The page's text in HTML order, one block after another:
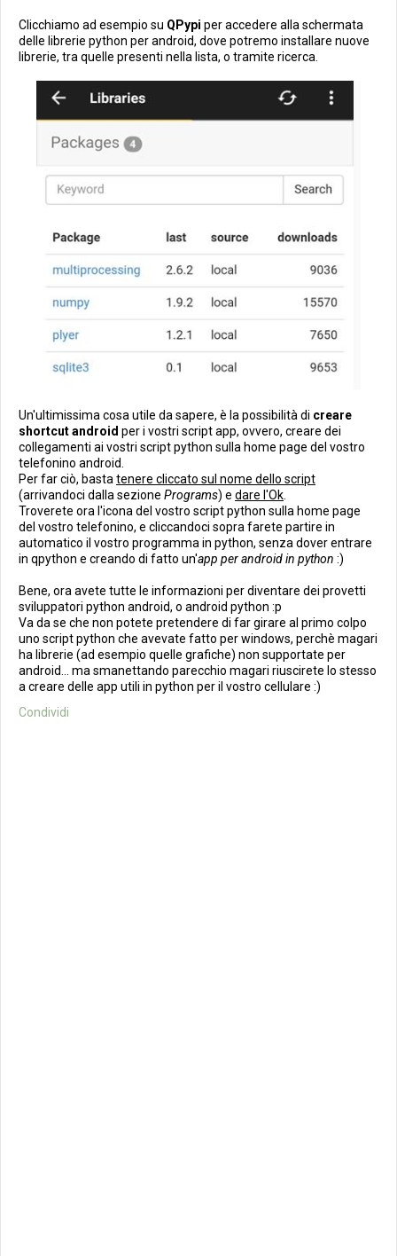
Clicchiamo ad esempio su QPypi per accedere alla schermata
delle librerie python per android, dove potremo installare nuove
librerie, tra quelle presenti nella lista, o tramite ricerca.
Un'ultimissima cosa utile da sapere, è la possibilità di creare
shortcut android per i vostri script app, ovvero, creare dei
collegamenti ai vostri script python sulla home page del vostro
telefonino android.
Per far ciò, basta tenere cliccato sul nome dello script
(arrivandoci dalla sezione Programs) e dare l'Ok
Troverete ora l'icona del vostro script python sulla home page
del vostro telefonino, e cliccandoci sopra farete partire in
automatico il vostro programma in python, senza dover entrare
in qpython e creando di fatto un'app per android in python :)
Bene, ora avete tutte le informazioni per diventare dei provetti
sviluppatori python android, o android python :p
Va da se che non potete pretendere di far girare al primo colpo
uno script python che avevate fatto per windows, perchè magari
ha librerie (ad esempio quelle grafiche) non supportate per
android... ma smanettando parecchio magari riuscirete lo stesso
a creare delle app utili in python per il vostro cellulare :)
Condividi